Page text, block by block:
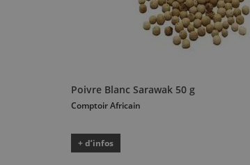
Poivre Blanc Sarawak 50 g
Comptoir Africain
+ d’infos